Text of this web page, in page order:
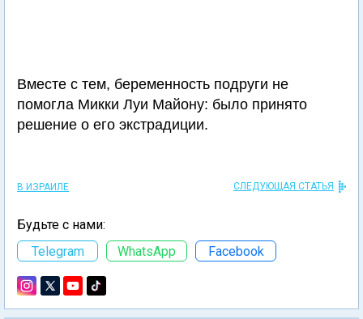
Вместе с тем, беременность подруги не
помогла Микки Луи Майону: было принято
решение о его экстрадиции.
В ИЗРАИЛЕ СЛЕДУЮЩАЯ СТАТЬЯ
Будьте с нами:
Telegram
WhatsApp Facebook